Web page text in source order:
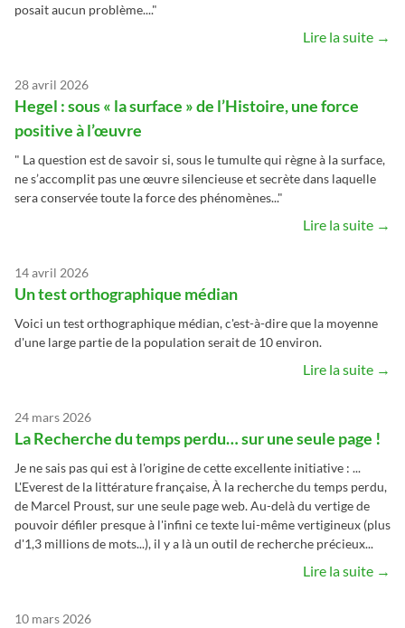
posait aucun problème...."
Lire la suite →
28 avril 2026
Hegel : sous « la surface » de l’Histoire, une force
positive à l’œuvre
" La question est de savoir si, sous le tumulte qui règne à la surface,
ne s’accomplit pas une œuvre silencieuse et secrète dans laquelle
sera conservée toute la force des phénomènes..."
Lire la suite →
14 avril 2026
Un test orthographique médian
Voici un test orthographique médian, c'est-à-dire que la moyenne
d'une large partie de la population serait de 10 environ.
Lire la suite →
24 mars 2026
La Recherche du temps perdu… sur une seule page !
Je ne sais pas qui est à l'origine de cette excellente initiative : ...
L'Everest de la littérature française, À la recherche du temps perdu,
de Marcel Proust, sur une seule page web. Au-delà du vertige de
pouvoir défiler presque à l'infini ce texte lui-même vertigineux (plus
d'1,3 millions de mots...), il y a là un outil de recherche précieux...
Lire la suite →
10 mars 2026